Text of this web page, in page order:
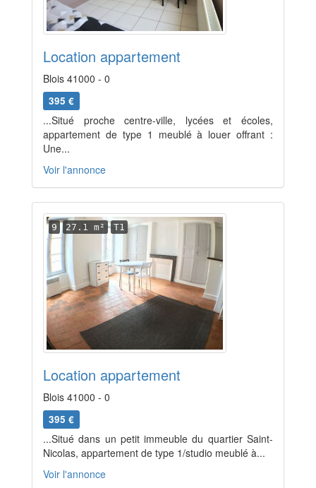
Location appartement
Blois 41000 - 0
395 €
...Situé proche centre-ville, lycées et écoles,
appartement de type 1 meublé à louer offrant :
Une...
Voir l'annonce
9 27.1 m² T1
Location appartement
Blois 41000 - 0
395 €
...Situé dans un petit immeuble du quartier Saint-
Nicolas, appartement de type 1/studio meublé à...
Voir l'annonce